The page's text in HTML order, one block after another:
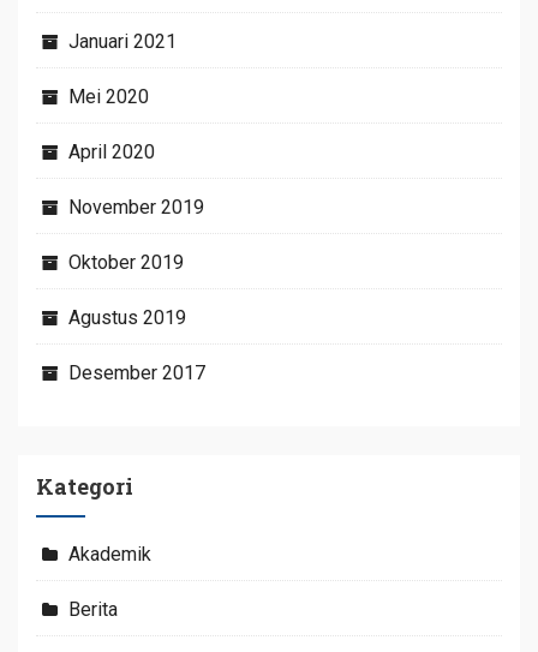
Januari 2021
Mei 2020
April 2020
November 2019
Oktober 2019
Agustus 2019
Desember 2017
Kategori
Akademik
Berita